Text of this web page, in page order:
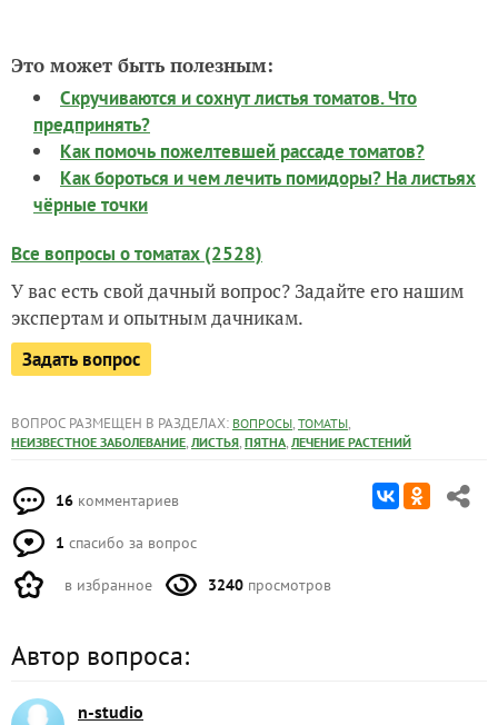
Это может быть полезным:
Скручиваются и сохнут листья томатов. Что
предпринять?
Как помочь пожелтевшей рассаде томатов?
Как бороться и чем лечить помидоры? На листьях
чёрные точки
Все вопросы о томатах (2528)
У вас есть свой дачный вопрос? Задайте его нашим
экспертам и опытным дачникам.
Задать вопрос
ВОПРОС РАЗМЕЩЕН В РАЗДЕЛАХ: ВОПРОСЫ, ТОМАТЫ,
НЕИЗВЕСТНОЕ ЗАБОЛЕВАНИЕ, ЛИСТЬЯ, ПЯТНА, ЛЕЧЕНИЕ РАСТЕНИЙ
16 комментариев
1 спасибо за вопрос
в избранное 3240 просмотров
Автор вопроса:
n-studio